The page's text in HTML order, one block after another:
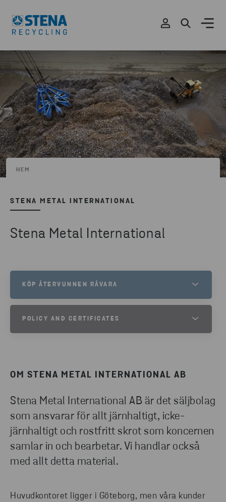
HEM
STENA METAL INTERNATIONAL
Stena Metal International
OM STENA METAL INTERNATIONAL AB
Stena Metal International AB är det säljbolag
som ansvarar för allt järnhaltigt, icke-
järnhaltigt och rostfritt skrot som koncernen
samlar in och bearbetar. Vi handlar också
med allt detta material.
Huvudkontoret ligger i Göteborg, men våra kunder
KÖP ÅTERVUNNEN RÅVARA
POLICY AND CERTIFICATES
SMI TRANSPORTÅTAGANDE